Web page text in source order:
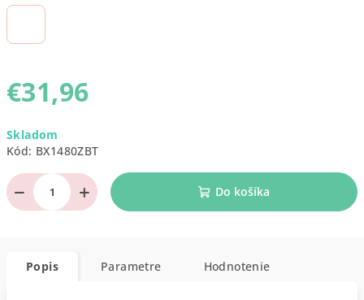
€31,96
cena:
Skladom
Kód: BX1480ZBT
+
− Do košíka
Popis Parametre Hodnotenie